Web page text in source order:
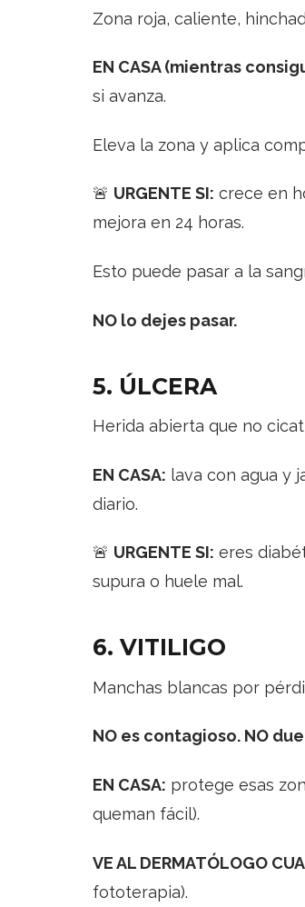
Zona roja, caliente,
EN CASA (mientras
si avanza.
Eleva la zona y aplica
🚨 URGENTE SI: crece en
mejora en 24 horas.
Esto puede pasar a la
NO lo dejes pasar.
5. ÚLCERA
Herida abierta que no
EN CASA: lava con agua y
diario.
🚨 URGENTE SI: eres
supura o huele mal.
6. VITILIGO
Manchas blancas por
NO es contagioso. NO
EN CASA: protege esas
queman fácil).
VE AL DERMATÓLOGO
fototerapia).